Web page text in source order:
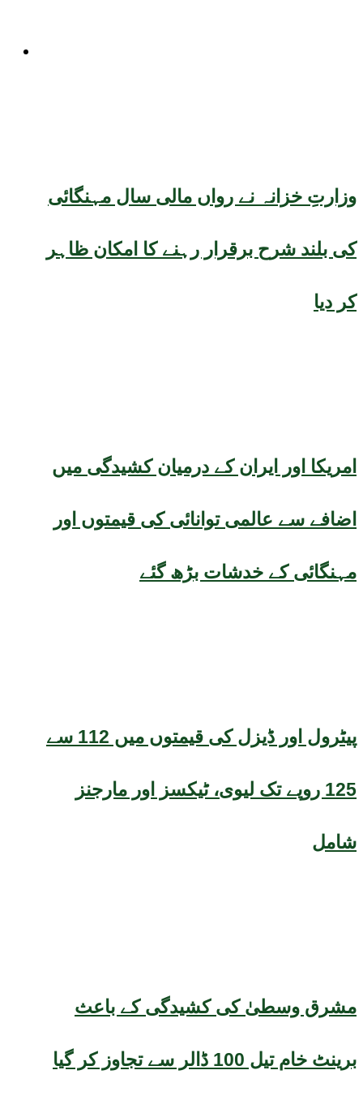
وزارتِ خزانہ نے رواں مالی سال مہنگائی
کی بلند شرح برقرار رہنے کا امکان ظاہر
کر دیا
امریکا اور ایران کے درمیان کشیدگی میں
اضافے سے عالمی توانائی کی قیمتوں اور
مہنگائی کے خدشات بڑھ گئے
پیٹرول اور ڈیزل کی قیمتوں میں 112 سے
125 روپے تک لیوی، ٹیکسز اور مارجنز
شامل
مشرق وسطیٰ کی کشیدگی کے باعث
برینٹ خام تیل 100 ڈالر سے تجاوز کر گیا